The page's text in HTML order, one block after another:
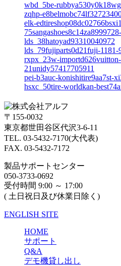
wbd_5be-
zqhp-
elk-
lds_38hatoyad93310040972
lds_79fujiparts0d21fuji-1181-
rxpx_23w-importd626vuitton-
21unidy57417705911
pei-b3auc-konishitire9aa7st-
hsxc_50tire-worldkan-
〒155-0032
東京都世田谷区代沢3-6-11
TEL. 03-5432-7170(大代表)
FAX. 03-5432-7172
製品サポートセンター
050-3733-0692
受付時間 9:00 ～ 17:00
( 土日祝日及び休業日除く)
ENGLISH SITE
HOME
サポート
Q&A
デモ機貸し出し